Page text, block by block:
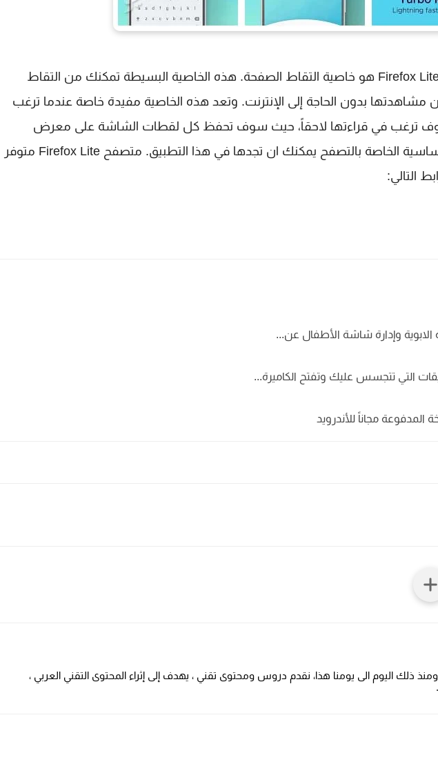
الخاصية الأخرى المثيرة في متصفح Firefox Lite هو خاصية التقاط الصفحة. هذه الخاصية البسيطة تمكنك من التقاط
بدون الحاجة إلى الإنترنت. وتعد هذه الخاصية مفيدة خاصة عندما ترغب
ترغب في قراءتها لاحقاً، حيث سوف تحفظ كل لقطات الشاشة على معرض
صورك. هناك الكثير من الميزات الاساسية الخاصة بالتصفح يمكنك ان تجدها في هذا التطبيق. متصفح Firefox Lite متوفر
التالي:
انطلق موقعنا في العام 2017 ومنذ ذلك اليوم الى يومنا هذا، نقدم دروس ومحتوى تقني ، يهدف إلى إثراء المحتوى التقني العربي ،